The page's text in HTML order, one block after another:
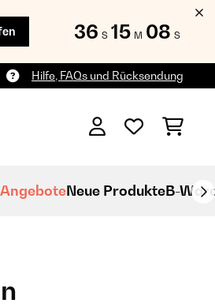
36 S 15 M 07 S
Hilfe, FAQs und Rücksendung
AngeboteNeue ProdukteB-